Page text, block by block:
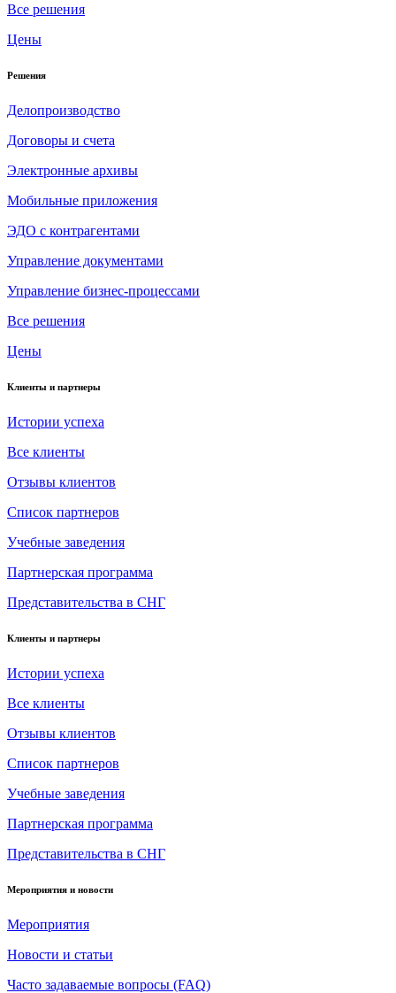
Все решения
Цены
Решения
Делопроизводство
Договоры и счета
Электронные архивы
Мобильные приложения
ЭДО с контрагентами
Управление документами
Управление бизнес-процессами
Все решения
Цены
Клиенты и партнеры
Истории успеха
Все клиенты
Отзывы клиентов
Список партнеров
Учебные заведения
Партнерская программа
Представительства в СНГ
Клиенты и партнеры
Истории успеха
Все клиенты
Отзывы клиентов
Список партнеров
Учебные заведения
Партнерская программа
Представительства в СНГ
Мероприятия и новости
Мероприятия
Новости и статьи
Часто задаваемые вопросы (FAQ)